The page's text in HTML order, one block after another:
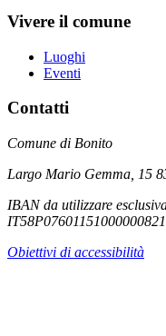
Vivere il comune
Luoghi
Eventi
Contatti
Comune di Bonito
Largo Mario Gemma, 15
IBAN da utilizzare
Obiettivi di accessibilità